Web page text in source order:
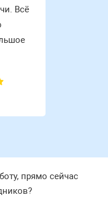
Всё
прямо сейчас